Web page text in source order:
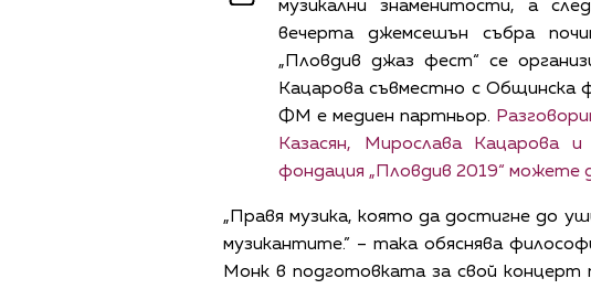
музикални знаменитости, а
вечерта джемсешън събра
„Пловдив джаз фест“ се
Кацарова съвместно с Общинска
ФМ е медиен партньор.
Казасян, Мирослава Кацарова
фондация „Пловдив 2019“ можете
„Правя музика, която да достигне до
музикантите.” – така обяснява
Монк в подготовката за свой концерт